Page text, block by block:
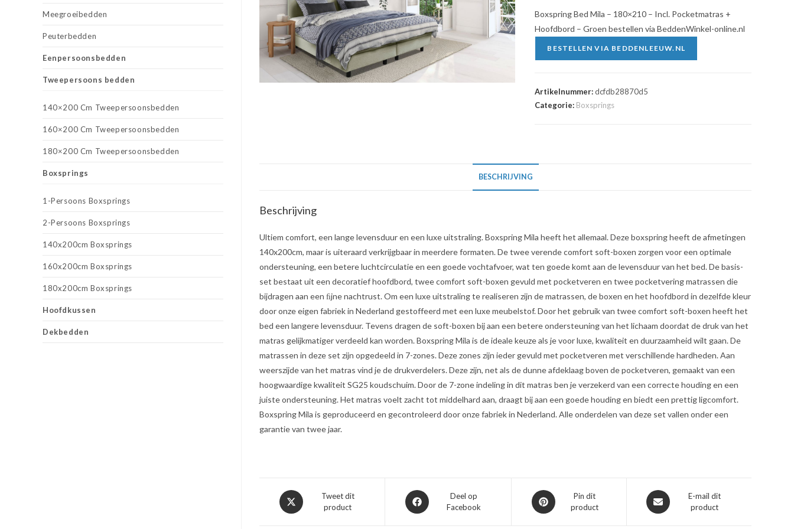
Boxspring Bed Mila – 180×210 – Incl. Pocketmatras +
Hoofdbord – Groen bestellen via BeddenWinkel-online.nl
BESTELLEN VIA BEDDENLEEUW.NL
Artikelnummer:dcfdb28870d5
Categorie: Boxsprings
BESCHRIJVING
Beschrijving
Ultiem comfort, een lange levensduur en een luxe uitstraling. Boxspring Mila heeft het allemaal. Deze boxspring heeft de afmetingen
140x200cm, maar is uiteraard verkrijgbaar in meerdere formaten. De twee verende comfort soft-boxen zorgen voor een optimale
ondersteuning, een betere luchtcirculatie en een goede vochtafvoer, wat ten goede komt aan de levensduur van het bed. De basis-
set bestaat uit een decoratief hoofdbord, twee comfort soft-boxen gevuld met pocketveren en twee pocketvering matrassen die
bijdragen aan een ﬁjne nachtrust. Om een luxe uitstraling te realiseren zijn de matrassen, de boxen en het hoofdbord in dezelfde kleur
door onze eigen fabriek in Nederland gestoffeerd met een luxe meubelstof. Door het gebruik van twee comfort soft-boxen heeft het
bed een langere levensduur. Tevens dragen de soft-boxen bij aan een betere ondersteuning van het lichaam doordat de druk van het
matras gelijkmatiger verdeeld kan worden. Boxspring Mila is de ideale keuze als je voor luxe, kwaliteit en duurzaamheid wilt gaan. De
matrassen in deze set zijn opgedeeld in 7-zones. Deze zones zijn ieder gevuld met pocketveren met verschillende hardheden. Aan
weerszijde van het matras vind je de drukverdelers. Deze zijn, net als de dunne afdeklaag boven de pocketveren, gemaakt van een
hoogwaardige kwaliteit SG25 koudschuim. Door de 7-zone indeling in dit matras ben je verzekerd van een correcte houding en een
juiste ondersteuning. Het matras voelt zacht tot middelhard aan, draagt bij aan een goede houding en biedt een prettig ligcomfort.
Boxspring Mila is geproduceerd en gecontroleerd door onze fabriek in Nederland. Alle onderdelen van deze set vallen onder een
garantie van twee jaar.
Opent
in
Tweet dit
product
Opent
in
Deel op
Facebook
Opent
in
Pin dit
product
Opent
in
E-mail dit
product
Meegroeibedden
Peuterbedden
Eenpersoonsbedden
Tweepersoons bedden
140×200 Cm Tweepersoonsbedden
160×200 Cm Tweepersoonsbedden
180×200 Cm Tweepersoonsbedden
Boxsprings
1-Persoons Boxsprings
2-Persoons Boxsprings
140x200cm Boxsprings
160x200cm Boxsprings
180x200cm Boxsprings
Hoofdkussen
Dekbedden